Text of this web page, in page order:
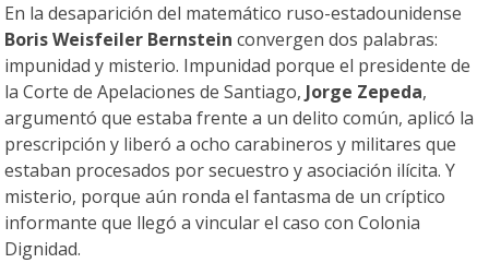
En la desaparición del matemático ruso-estadounidense
Boris Weisfeiler Bernstein convergen dos palabras:
impunidad y misterio. Impunidad porque el presidente de
la Corte de Apelaciones de Santiago, Jorge Zepeda,
argumentó que estaba frente a un delito común, aplicó la
prescripción y liberó a ocho carabineros y militares que
estaban procesados por secuestro y asociación ilícita. Y
misterio, porque aún ronda el fantasma de un críptico
informante que llegó a vincular el caso con Colonia
Dignidad.